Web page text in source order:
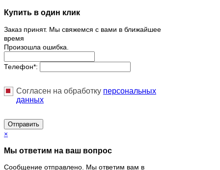
Купить в один клик
Заказ принят. Мы свяжемся с вами в ближайшее
время
Произошла ошибка.
Телефон*:
Согласен на обработку персональныx
данных
Отправить
×
Мы ответим на ваш вопрос
Сообщение отправлено. Мы ответим вам в